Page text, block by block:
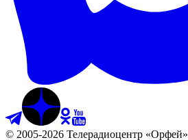
© 2005-2026 Телерадиоцентр «Орфей»